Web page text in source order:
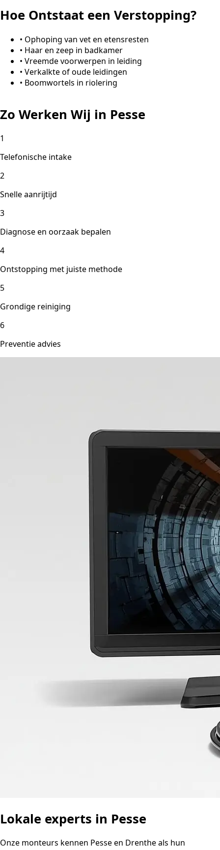
Hoe Ontstaat een Verstopping?
• Ophoping van vet en etensresten
• Haar en zeep in badkamer
• Vreemde voorwerpen in leiding
• Verkalkte of oude leidingen
• Boomwortels in riolering
Zo Werken Wij in Pesse
1
Telefonische intake
2
Snelle aanrijtijd
3
Diagnose en oorzaak bepalen
4
Ontstopping met juiste methode
5
Grondige reiniging
6
Preventie advies
Lokale experts in Pesse
Onze monteurs kennen Pesse en Drenthe als hun